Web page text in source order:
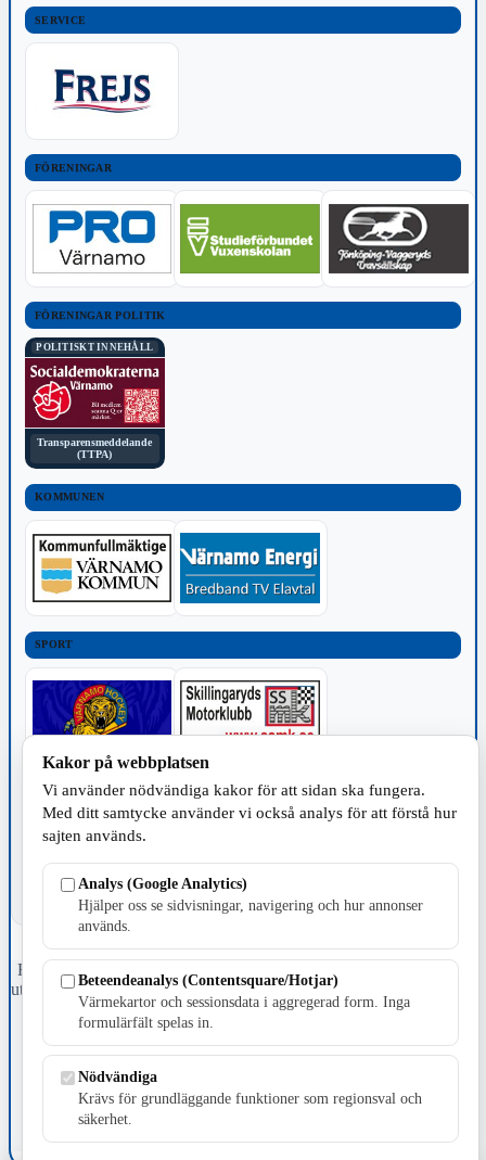
SERVICE
FÖRENINGAR
FÖRENINGAR POLITIK
POLITISKT INNEHÅLL
Transparensmeddelande
(TTPA)
KOMMUNEN
SPORT
TILLVERKNING
Fristående webbtidningsföretag grundat 1991 som sedan 2002 ger
ut tidningen Skillingaryd.nu och 2010 lanserades Värnamo.nu. Från
april 2026 omfattar Skillingaryd.nu tre kommuner: Gnosjö,
Värnamo och Vaggeryds kommun.
E-post: redaktionen@skillingaryd.nu
Postadress: Gisslaköp 1, 568 92 Skillingaryd
Kakinställningar
Kakor på webbplatsen
Vi använder nödvändiga kakor för att sidan ska fungera.
Med ditt samtycke använder vi också analys för att förstå hur
sajten används.
Analys (Google Analytics)
Hjälper oss se sidvisningar, navigering och hur annonser
används.
Beteendeanalys (Contentsquare/Hotjar)
Värmekartor och sessionsdata i aggregerad form. Inga
formulärfält spelas in.
Nödvändiga
Krävs för grundläggande funktioner som regionsval och
säkerhet.